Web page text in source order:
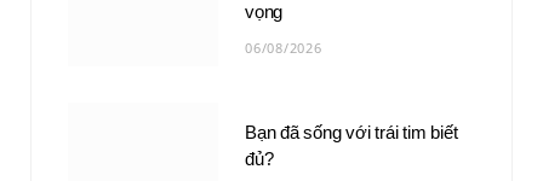
vọng
06/08/2026
Bạn đã sống với trái tim biết
đủ?